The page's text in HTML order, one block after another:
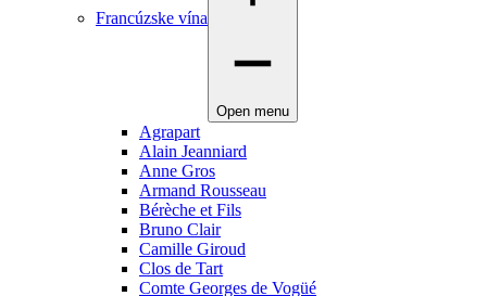
Francúzske vína
Open menu
Agrapart
Alain Jeanniard
Anne Gros
Armand Rousseau
Bérèche et Fils
Bruno Clair
Camille Giroud
Clos de Tart
Comte Georges de Vogüé